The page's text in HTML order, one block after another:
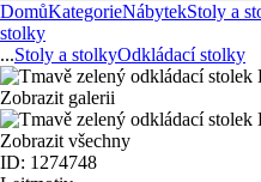
DomůKategorieNábytekStoly a
stolky
...Stoly a stolkyOdkládací stolky
Zobrazit galerii
Zobrazit všechny
ID: 1274748